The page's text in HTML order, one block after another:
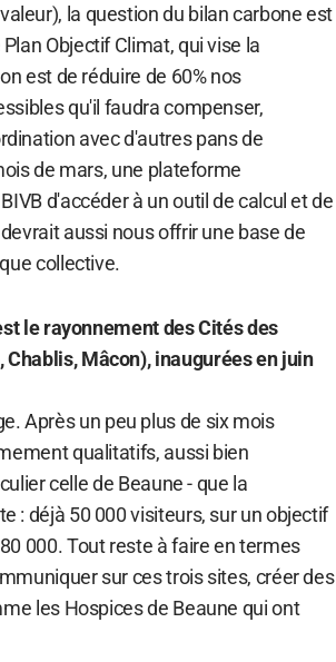
la question du bilan carbone est
Objectif Climat, qui vise la
est de réduire de 60% nos
qu'il faudra compenser,
avec d'autres pans de
de mars, une plateforme
d'accéder à un outil de calcul et de
aussi nous offrir une base de
collective.
le rayonnement des Cités des
Mâcon), inaugurées en juin
Après un peu plus de six mois
qualitatifs, aussi bien
celle de Beaune - que la
: déjà 50 000 visiteurs, sur un objectif
000. Tout reste à faire en termes
sur ces trois sites, créer des
les Hospices de Beaune qui ont